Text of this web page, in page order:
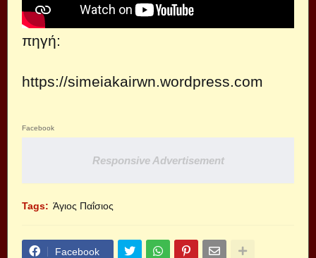
πηγή:
https://simeiakairwn.wordpress.com
Facebook
Responsive Advertisement
Tags: Άγιος Παΐσιος
Facebook